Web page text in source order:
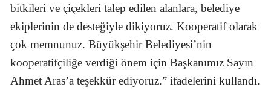
bitkileri ve çiçekleri talep edilen alanlara, belediye
ekiplerinin de desteğiyle dikiyoruz. Kooperatif olarak
çok memnunuz. Büyükşehir Belediyesi’nin
kooperatifçiliğe verdiği önem için Başkanımız Sayın
Ahmet Aras’a teşekkür ediyoruz.” ifadelerini kullandı.